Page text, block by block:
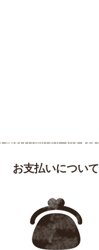
お支払いについて